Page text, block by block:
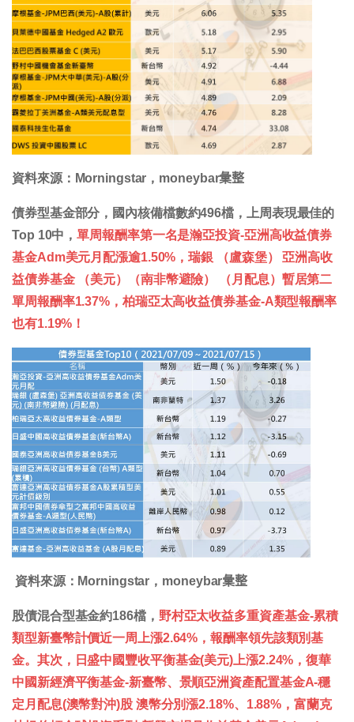
資料來源：Morningstar，moneybar𢑥整
債券型基金部分，國內核備檔數約496檔，上周表現最佳的
Top 10中，單周報酬率第一名是瀚亞投資-亞洲高收益債券
基金Adm美元月配漲逾1.50%，瑞銀 （盧森堡） 亞洲高收
益債券基金 （美元）（南非幣避險） （月配息）暫居第二
單周報酬率1.37%，柏瑞亞太高收益債券基金-A類型報酬率
也有1.19%！
資料來源：Morningstar，moneybar𢑥整
股債混合型基金約186檔， 野村亞太收益多重資產基金-累積
類型新臺幣計價近一周上漲2.64%，報酬率領先該類別基
金。其次，日盛中國豐收平衡基金(美元)上漲2.24%，復華
中國新經濟平衡基金-新臺幣、景順亞洲資產配置基金A-穩
定月配息(澳幣對沖)股 澳幣分別漲2.18%、1.88%，富蘭克